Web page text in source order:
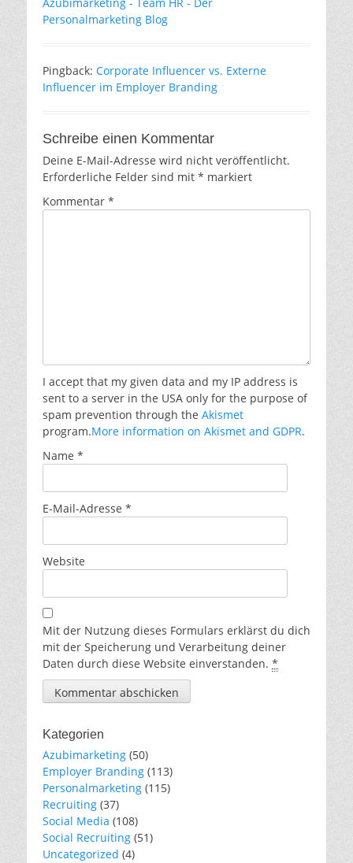
Personalmarketing Blog
Pingback: Corporate Influencer vs. Externe
Influencer im Employer Branding
Schreibe einen Kommentar
Deine E-Mail-Adresse wird nicht veröffentlicht.
Erforderliche Felder sind mit * markiert
Kommentar *
I accept that my given data and my IP address is
sent to a server in the USA only for the purpose of
spam prevention through the Akismet
program.More information on Akismet and GDPR.
Name *
E-Mail-Adresse *
Website
Mit der Nutzung dieses Formulars erklärst du dich
mit der Speicherung und Verarbeitung deiner
Daten durch diese Website einverstanden. *
Kategorien
Azubimarketing (50)
Employer Branding (113)
Personalmarketing (115)
Recruiting (37)
Social Media (108)
Social Recruiting (51)
Uncategorized (4)